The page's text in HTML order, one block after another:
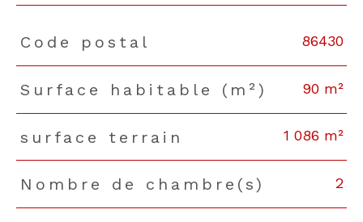
TRAD_PAMPERO_Caracteristique Valeurs
Code postal 86430
Surface habitable (m²) 90 m²
surface terrain 1 086 m²
Nombre de chambre(s) 2